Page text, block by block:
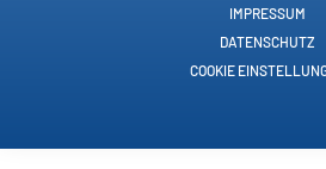
IMPRESSUM
DATENSCHUTZ
COOKIE